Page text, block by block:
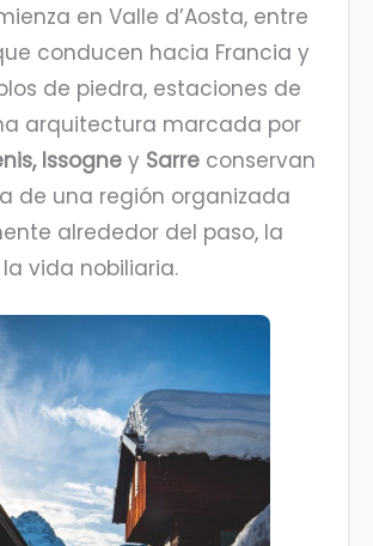
en Valle d’Aosta, entre
conducen hacia Francia y
de piedra, estaciones de
arquitectura marcada por
Issogne y Sarre conservan
de una región organizada
alrededor del paso, la
vida nobiliaria.